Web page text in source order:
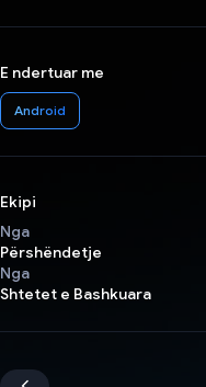
E ndertuar me
Android
Ekipi
Nga
Përshëndetje
Nga
Shtetet e Bashkuara